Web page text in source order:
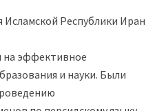
Республики Иран
на эффективное
и науки. Были